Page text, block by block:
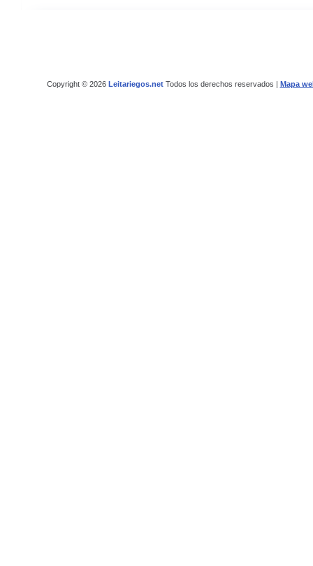
Copyright © 2026 Leitariegos.netTodos los derechos reservados | Mapa